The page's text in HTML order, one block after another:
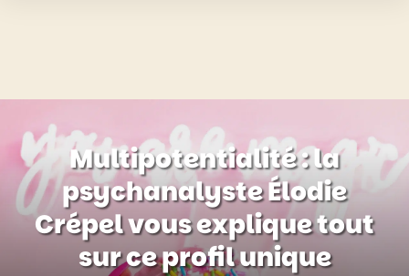
Multipotentialité : la
psychanalyste Élodie
Crépel vous explique tout
sur ce profil unique